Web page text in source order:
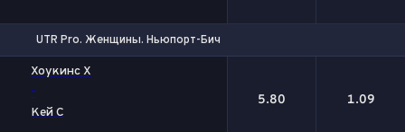
UTR Pro. Женщины. Ньюпорт-Бич
Хоукинс Х
-
Кей С
5.80 1.09